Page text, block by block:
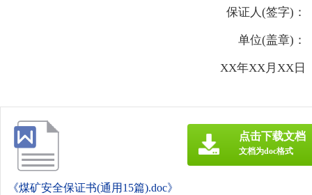
保证人(签字)：
单位(盖章)：
XX年XX月XX日
《煤矿安全保证书(通用15篇).doc》
点击下载文档
文档为doc格式